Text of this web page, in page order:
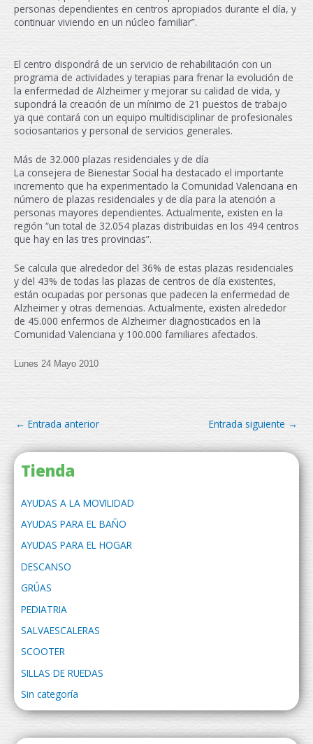
personas dependientes en centros apropiados durante el día, y
continuar viviendo en un núcleo familiar”.
El centro dispondrá de un servicio de rehabilitación con un
programa de actividades y terapias para frenar la evolución de
la enfermedad de Alzheimer y mejorar su calidad de vida, y
supondrá la creación de un mínimo de 21 puestos de trabajo
ya que contará con un equipo multidisciplinar de profesionales
sociosantarios y personal de servicios generales.
Más de 32.000 plazas residenciales y de día
La consejera de Bienestar Social ha destacado el importante
incremento que ha experimentado la Comunidad Valenciana en
número de plazas residenciales y de día para la atención a
personas mayores dependientes. Actualmente, existen en la
región “un total de 32.054 plazas distribuidas en los 494 centros
que hay en las tres provincias”.
Se calcula que alrededor del 36% de estas plazas residenciales
y del 43% de todas las plazas de centros de día existentes,
están ocupadas por personas que padecen la enfermedad de
Alzheimer y otras demencias. Actualmente, existen alrededor
de 45.000 enfermos de Alzheimer diagnosticados en la
Comunidad Valenciana y 100.000 familiares afectados.
Lunes 24 Mayo 2010
← Entrada anterior Entrada siguiente →
Tienda
AYUDAS A LA MOVILIDAD
AYUDAS PARA EL BAÑO
AYUDAS PARA EL HOGAR
DESCANSO
GRÚAS
PEDIATRIA
SALVAESCALERAS
SCOOTER
SILLAS DE RUEDAS
Sin categoría